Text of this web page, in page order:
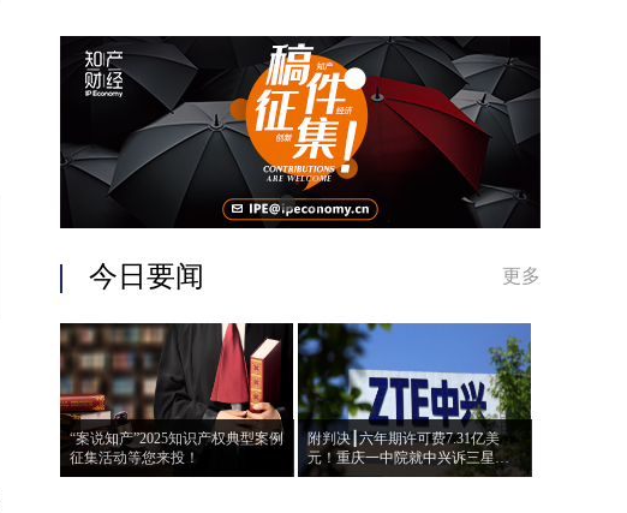
今日要闻 更多
“案说知产”2025知识产权典型案例
征集活动等您来投！
附判决┃六年期许可费7.31亿美
元！重庆一中院就中兴诉三星案
作出一审判决